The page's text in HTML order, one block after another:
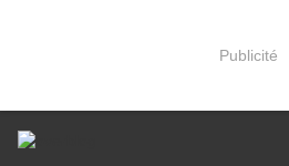
Publicité